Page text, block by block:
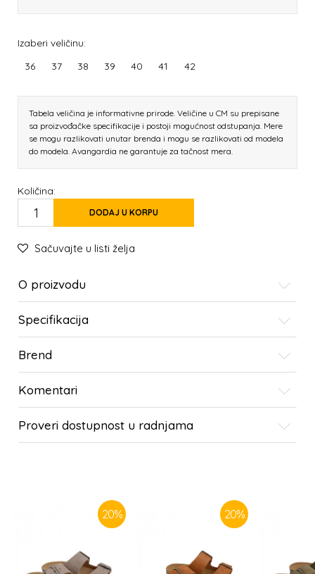
Izaberi veličinu:
36 37 38 39 40 41 42
Tabela veličina je informativne prirode. Veličine u CM su prepisane
sa proizvođačke specifikacije i postoji mogućnost odstupanja. Mere
se mogu razlikovati unutar brenda i mogu se razlikovati od modela
do modela. Avangardia ne garantuje za tačnost mera.
Količina:
DODAJ U KORPU
Sačuvajte u listi želja
O proizvodu
Specifikacija
Brend
Komentari
Proveri dostupnost u radnjama
20% 20%